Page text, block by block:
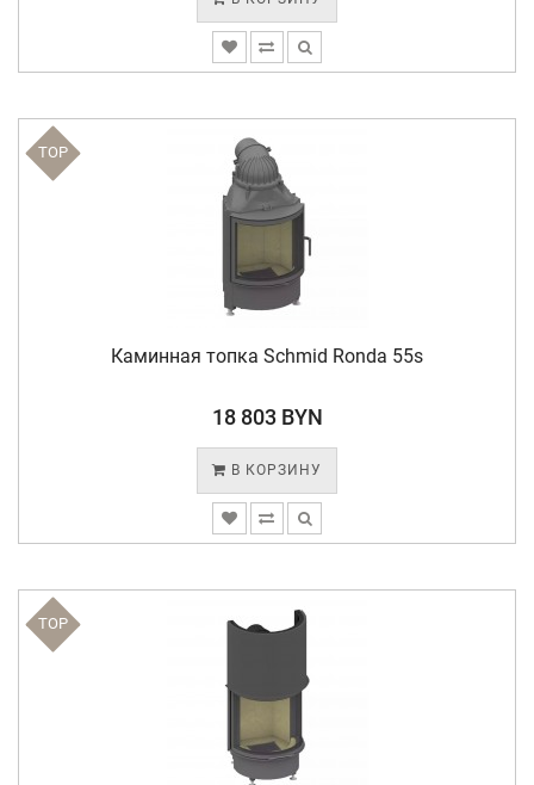
TOP
Каминная топка Schmid Ronda 55s
18 803 BYN
В КОРЗИНУ
TOP